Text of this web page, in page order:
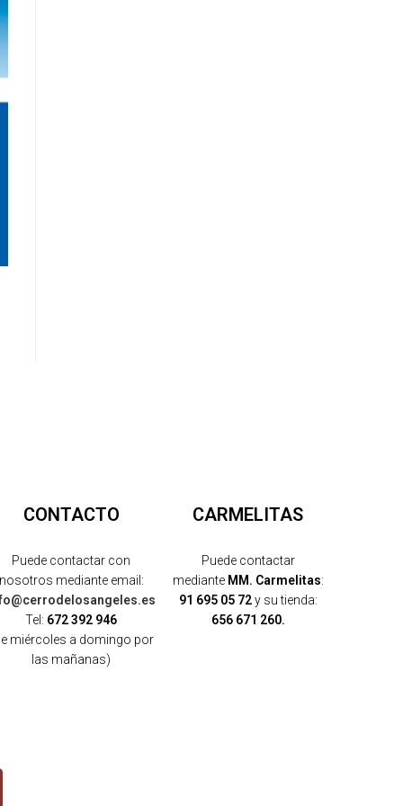
CONTACTO
Puede contactar con
mediante email:
Tel: 672 392 946
miércoles a domingo por
las mañanas)
CARMELITAS
Puede contactar
medianteMM. Carmelitas:
91 695 05 72y su tienda:
656 671 260.